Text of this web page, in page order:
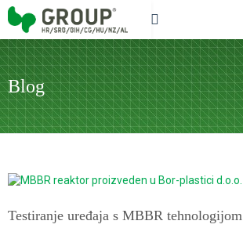
Blog
Testiranje uređaja s MBBR tehnologijom